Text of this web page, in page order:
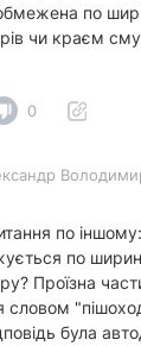
по
чи краєм
0
по
по
Проїзна
словом
була